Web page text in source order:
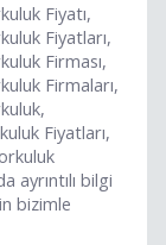
Fiyatı,
Fiyatları,
Firması,
Firmaları,
Fiyatları,
ayrıntılı bilgi
bizimle